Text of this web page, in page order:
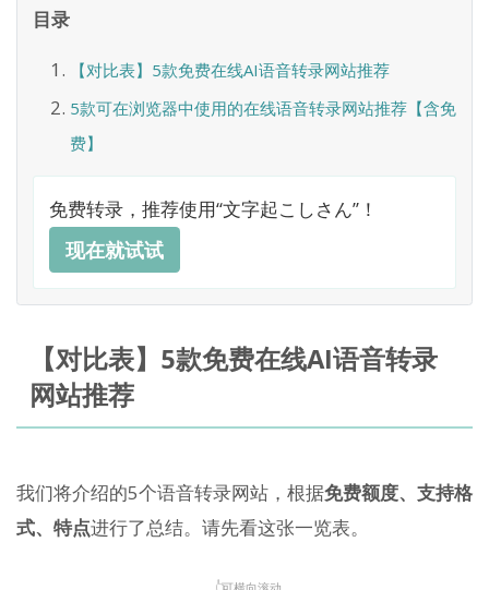
目录
【对比表】5款免费在线AI语音转录网站推荐
5款可在浏览器中使用的在线语音转录网站推荐【含免
费】
免费转录，推荐使用“文字起こしさん”！
现在就试试
【对比表】5款免费在线AI语音转录
网站推荐
我们将介绍的5个语音转录网站，根据免费额度、支持格
式、特点进行了总结。请先看这张一览表。